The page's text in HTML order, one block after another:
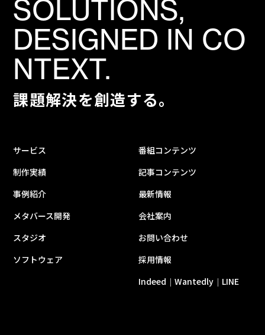
SOLUTIONS,
DESIGNED IN CO
NTEXT.
課題解決を創造する。
サービス
制作実績
事例紹介
メタバース開発
スタジオ
ソフトウェア
番組コンテンツ
記事コンテンツ
最新情報
会社案内
お問い合わせ
採用情報
Indeed ｜ Wantedly ｜ LINE